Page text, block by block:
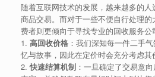
随着互联网技术的发展，越来越多的
商品交易。而对于一些不便自行处理
费者则更倾向于寻找专业的回收服务公
1. 高回收价格 ：我们深知每一件二手
忆与故事，因此在定价时会充分考虑其
2.快速结算机制 ：一旦确定了交易意